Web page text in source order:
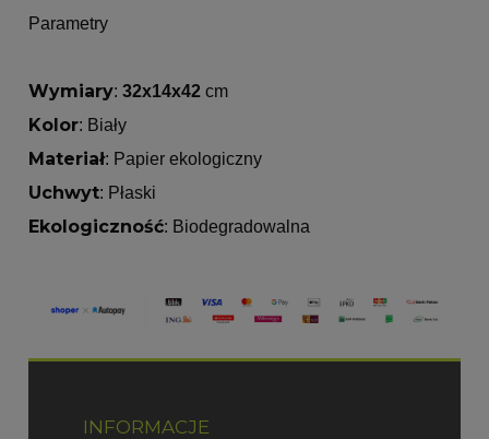
Parametry
Wymiary: 32x14x42 cm
Kolor: Biały
Materiał: Papier ekologiczny
Uchwyt: Płaski
Ekologiczność: Biodegradowalna
INFORMACJE